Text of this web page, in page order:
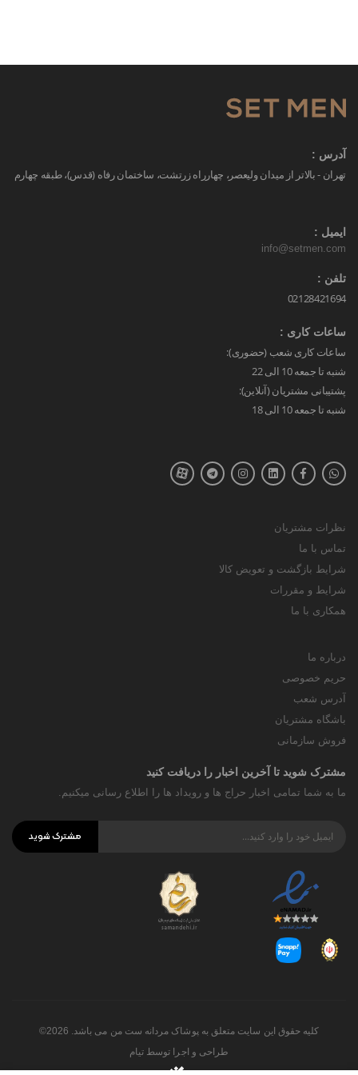
آدرس :
تهران - بالاتر از میدان ولیعصر، چهارراه زرتشت، ساختمان رفاه (قدس)، طبقه چهارم
ایمیل :
info@setmen.com
تلفن :
02128421694
ساعات کاری :
ساعات کاری شعب (حضوری):
شنبه تا جمعه 10 الی 22
پشتیبانی مشتریان (آنلاین):
شنبه تا جمعه 10 الی 18
نظرات مشتریان
تماس با ما
شرایط بازگشت و تعویض کالا
شرایط و مقررات
همکاری با ما
درباره ما
حریم خصوصی
آدرس شعب
باشگاه مشتریان
فروش سازمانی
مشترک شوید تا آخرین اخبار را دریافت کنید
ما به شما تمامی اخبار حراج ها و رویداد ها را اطلاع رسانی میکنیم.
مشترک شوید
کلیه حقوق این سایت متعلق به پوشاک مردانه ست من می باشد. 2026©
طراحی و اجرا توسط تیام